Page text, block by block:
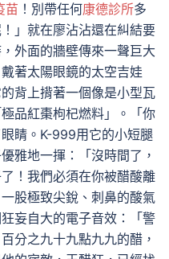
苗 ！別帶任何康德診所多
」就在廖沾沾還在糾結要
外面的牆壁傳來一聲巨大
著太陽眼鏡的太空吉娃
背上揹著一個像是小型瓦
品紅棗枸杞燃料」。「你
睛。K-999用它的小短腿
雅地一揮：「沒時間了，
！我們必須在你被醋酸離
股極致尖銳、刺鼻的酸氣
妄自大的電子音效：「警
分之九十九點九九的醋，